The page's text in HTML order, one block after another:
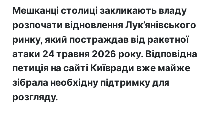
Мешканці столиці закликають владу
розпочати відновлення Лук’янівського
ринку, який постраждав від ракетної
атаки 24 травня 2026 року. Відповідна
петиція на сайті Київради вже майже
зібрала необхідну підтримку для
розгляду.